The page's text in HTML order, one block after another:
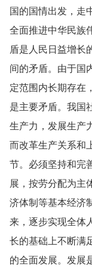
国的国情出发，走
全面推进中华民族
盾是人民日益增长
间的矛盾。由于国
定范围内长期存在
是主要矛盾。我国
生产力，发展生产
而改革生产关系和
节。必须坚持和完
展，按劳分配为主
济体制等基本经济
来，逐步实现全体
长的基础上不断满
的全面发展。发展